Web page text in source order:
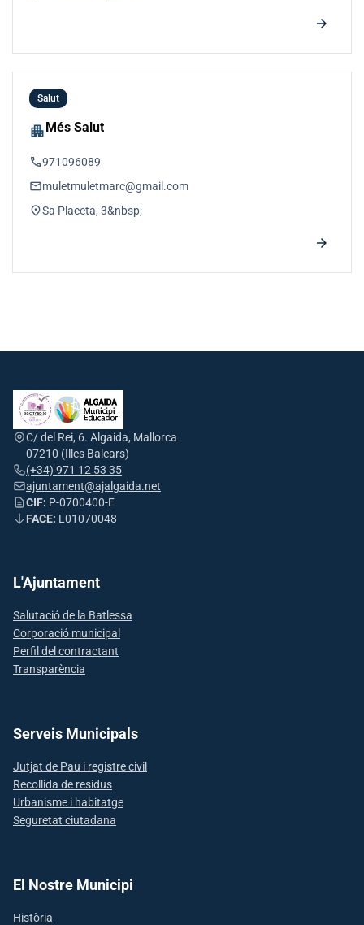
arrow_forward
Salut
apartmentMés Salut
phone971096089
emailmuletmuletmarc@gmail.com
location_onSa Placeta, 3&nbsp;
arrow_forward
C/ del Rei, 6. Algaida, Mallorca
07210 (Illes Balears)
(+34) 971 12 53 35
ajuntament@ajalgaida.net
CIF: P-0700400-E
FACE: L01070048
L'Ajuntament
Salutació de la Batlessa
Corporació municipal
Perfil del contractant
Transparència
Serveis Municipals
Jutjat de Pau i registre civil
Recollida de residus
Urbanisme i habitatge
Seguretat ciutadana
El Nostre Municipi
Història